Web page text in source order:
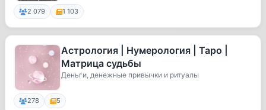
2 079 1 103
Астрология | Нумерология | Таро |
Матрица судьбы
Деньги, денежные привычки и ритуалы
278 5